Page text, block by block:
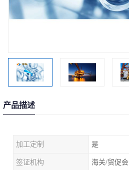
产品描述
加工定制 是
签证机构 海关/贸促会